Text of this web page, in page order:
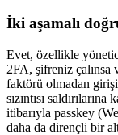
İki aşamalı
Evet, özellikle
2FA, şifreniz
faktörü olmadan
sızıntısı
itibarıyla passkey
daha da dirençli bir